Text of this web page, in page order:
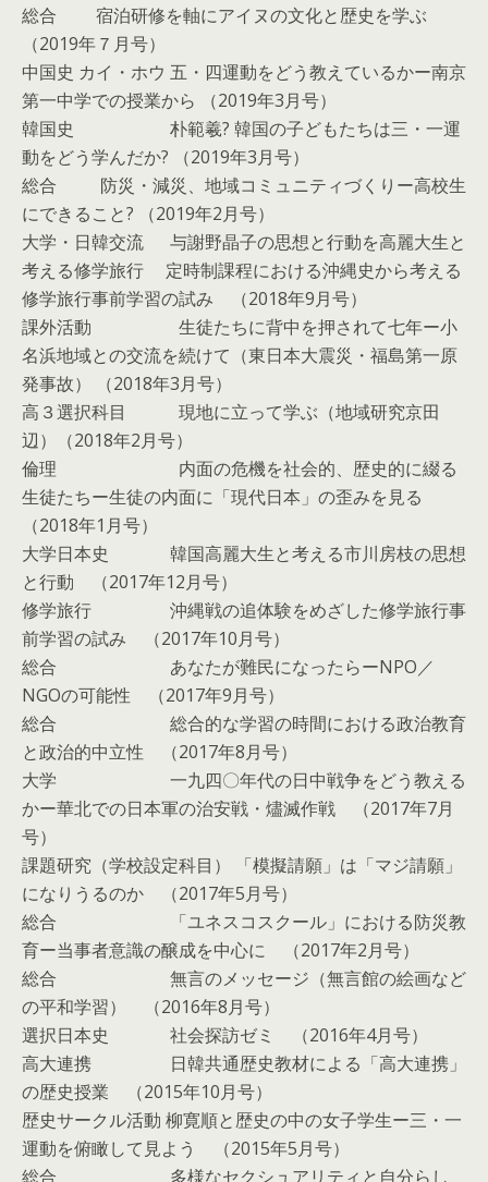
総合 宿泊研修を軸にアイヌの文化と歴史を学ぶ
（2019年７月号）
中国史 カイ・ホウ 五・四運動をどう教えているかー南京
第一中学での授業から （2019年3月号）
韓国史 朴範羲? 韓国の子どもたちは三・一運
動をどう学んだか? （2019年3月号）
総合 防災・減災、地域コミュニティづくりー高校生
にできること? （2019年2月号）
大学・日韓交流 与謝野晶子の思想と行動を高麗大生と
考える修学旅行 定時制課程における沖縄史から考える
修学旅行事前学習の試み （2018年9月号）
課外活動 生徒たちに背中を押されて七年ー小
名浜地域との交流を続けて（東日本大震災・福島第一原
発事故） （2018年3月号）
高３選択科目 現地に立って学ぶ（地域研究京田
辺）（2018年2月号）
倫理 内面の危機を社会的、歴史的に綴る
生徒たちー生徒の内面に「現代日本」の歪みを見る
（2018年1月号）
大学日本史 韓国高麗大生と考える市川房枝の思想
と行動 （2017年12月号）
修学旅行 沖縄戦の追体験をめざした修学旅行事
前学習の試み （2017年10月号）
総合 あなたが難民になったらーNPO／
NGOの可能性 （2017年9月号）
総合 総合的な学習の時間における政治教育
と政治的中立性 （2017年8月号）
大学 一九四〇年代の日中戦争をどう教える
かー華北での日本軍の治安戦・燼滅作戦 （2017年7月
号）
課題研究（学校設定科目） 「模擬請願」は「マジ請願」
になりうるのか （2017年5月号）
総合 「ユネスコスクール」における防災教
育ー当事者意識の醸成を中心に （2017年2月号）
総合 無言のメッセージ（無言館の絵画など
の平和学習） （2016年8月号）
選択日本史 社会探訪ゼミ （2016年4月号）
高大連携 日韓共通歴史教材による「高大連携」
の歴史授業 （2015年10月号）
歴史サークル活動 柳寛順と歴史の中の女子学生ー三・一
運動を俯瞰して見よう （2015年5月号）
総合 多様なセクシュアリティと自分らし